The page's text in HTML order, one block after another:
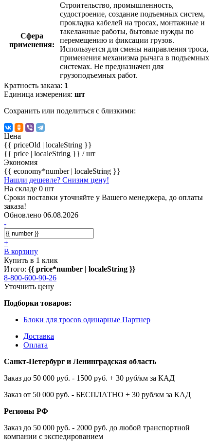
Сфера
применения:
Строительство, промышленность,
судостроение, создание подъемных систем,
прокладка кабелей на тросах, монтажные и
такелажные работы, бытовые нужды по
перемещению и фиксации грузов.
Используется для смены направления троса,
применения механизма рычага в подъемных
системах. Не предназначен для
грузоподъемных работ.
Кратность заказа: 1
Единица измерения: шт
Сохранить или поделиться с близкими:
Цена
{{ priceOld | localeString }}
{{ price | localeString }} / шт
Экономия
{{ economy*number | localeString }}
Нашли дешевле? Снизим цену!
На складе 0 шт
Сроки поставки уточняйте у Вашего менеджера, до оплаты
заказа!
Обновлено 06.08.2026
-
+
В корзину
Купить в 1 клик
Итого: {{ price*number | localeString }}
8-800-600-90-26
Уточнить цену
Подборки товаров:
Блоки для тросов одинарные Партнер
Доставка
Оплата
Санкт-Петербург и Ленинградская область
Заказ до 50 000 руб. - 1500 руб. + 30 руб/км за КАД
Заказ от 50 000 руб. - БЕСПЛАТНО + 30 руб/км за КАД
Регионы РФ
Заказ до 50 000 руб. - 2000 руб. до любой транспортной
компании с экспедированием